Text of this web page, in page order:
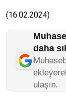
(16.02.2024)
daha
ulaşın.